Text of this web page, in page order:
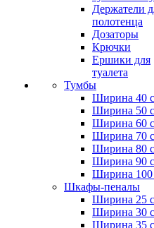
Держатели
полотенца
Дозаторы
Крючки
Ершики для
туалета
Тумбы
Ширина 40
Ширина 50
Ширина 60
Ширина 70
Ширина 80
Ширина 90
Ширина 100
Шкафы-пеналы
Ширина 25
Ширина 30
Ширина 35